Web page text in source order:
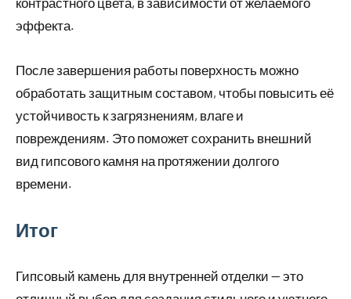
эффекта.
После завершения работы поверхность можно
обработать защитным составом, чтобы повысить её
устойчивость к загрязнениям, влаге и
повреждениям. Это поможет сохранить внешний
вид гипсового камня на протяжении долгого
времени.
Итог
Гипсовый камень для внутренней отделки — это